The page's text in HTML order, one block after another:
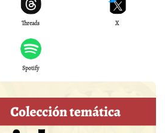
Threads X
Spotify